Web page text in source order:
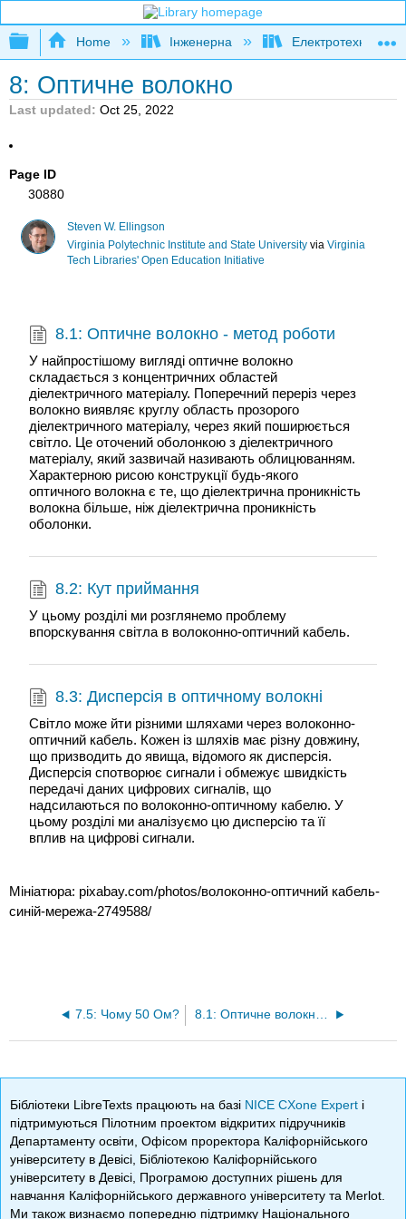
Expand/collapse global hierarchy
Home Інженерна Електротехніка
8: Оптичне волокно
Last updated Oct 25, 2022
Page ID
30880
Steven W. Ellingson
Virginia Polytechnic Institute and State Universityvia Virginia
Tech Libraries' Open Education Initiative
8.1: Оптичне волокно - метод роботи
У найпростішому вигляді оптичне волокно
складається з концентричних областей
діелектричного матеріалу. Поперечний переріз через
волокно виявляє круглу область прозорого
діелектричного матеріалу, через який поширюється
світло. Це оточений оболонкою з діелектричного
матеріалу, який зазвичай називають облицюванням.
Характерною рисою конструкції будь-якого
оптичного волокна є те, що діелектрична проникність
волокна більше, ніж діелектрична проникність
оболонки.
8.2: Кут приймання
У цьому розділі ми розглянемо проблему
впорскування світла в волоконно-оптичний кабель.
8.3: Дисперсія в оптичному волокні
Світло може йти різними шляхами через волоконно-
оптичний кабель. Кожен із шляхів має різну довжину,
що призводить до явища, відомого як дисперсія.
Дисперсія спотворює сигнали і обмежує швидкість
передачі даних цифрових сигналів, що
надсилаються по волоконно-оптичному кабелю. У
цьому розділі ми аналізуємо цю дисперсію та її
вплив на цифрові сигнали.
Мініатюра: pixabay.com/photos/волоконно-оптичний кабель-
синій-мережа-2749588/
7.5: Чому 50 Ом?
Бібліотеки LibreTexts працюють на базі NICE CXone Expert і
підтримуються Пілотним проектом відкритих підручників
Департаменту освіти, Офісом проректора Каліфорнійського
університету в Девісі, Бібліотекою Каліфорнійського
університету в Девісі, Програмою доступних рішень для
навчання Каліфорнійського державного університету та Merlot.
Ми також визнаємо попередню підтримку Національного